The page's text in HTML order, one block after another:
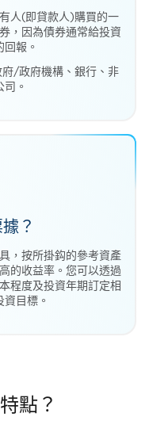
人(即貸款人)購買的一
，因為債券通常給投資
報。
/政府機構、銀行、非
。
？
，按所掛鈎的參考資產
的收益率。您可以透過
程度及投資年期訂定相
目標。
點？